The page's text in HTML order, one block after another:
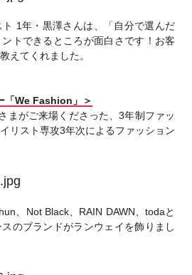
1年・黒澤さんは、「自分で選んだ
トできるところが面白さです！お客
えてくれました。
「We Fashion」＞
まがご来場くださった、3年制ファッ
リスト専攻3年次によるファッション
、Not Black、RAIN DAWN、todaと
のブランドがランウェイを飾りまし